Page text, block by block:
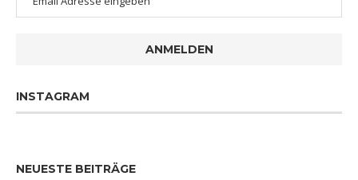
ANMELDEN
INSTAGRAM
NEUESTE BEITRÄGE